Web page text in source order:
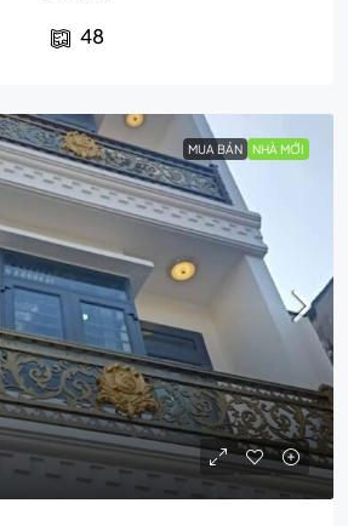
48
MUA BÁN NHÀ MỚI